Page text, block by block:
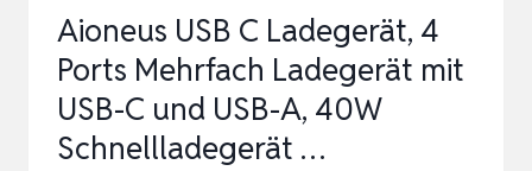
PD
3.0
SCHNELLLADEG…
Aioneus USB C Ladegerät, 4
Ports Mehrfach Ladegerät mit
USB-C und USB-A, 40W
Schnellladegerät …